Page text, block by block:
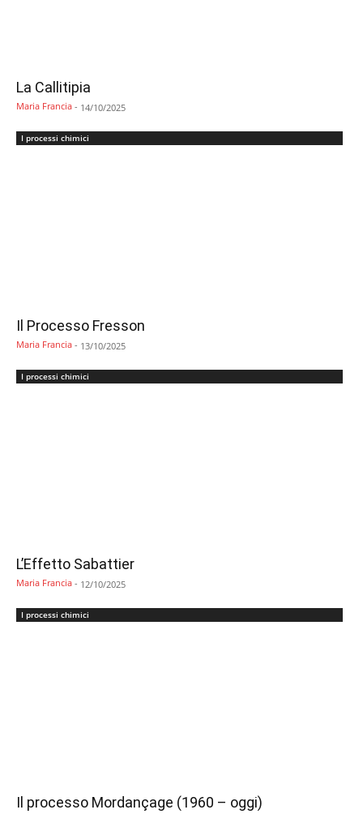
La Callitipia
Maria Francia - 14/10/2025
I processi chimici
Il Processo Fresson
Maria Francia - 13/10/2025
I processi chimici
L’Effetto Sabattier
Maria Francia - 12/10/2025
I processi chimici
Il processo Mordançage (1960 – oggi)